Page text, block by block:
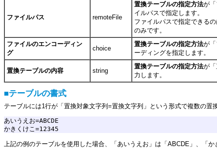
ファイルパス remoteFile
置換テーブルの指定方法が「
イルパスで指定します。
ファイルパスで指定できる
のみです。
ファイルのエンコーディン
グ
choice
置換テーブルの指定方法が「
ーディングを指定します。
置換テーブルの内容 string
置換テーブルの指定方法が「
力します。
■テーブルの書式
テーブルには1行が「置換対象文字列=置換文字列」という形式で複数の置
あいうえお=ABCDE
上記の例のテーブルを使用した場合、「あいうえお」は「ABCDE」、「